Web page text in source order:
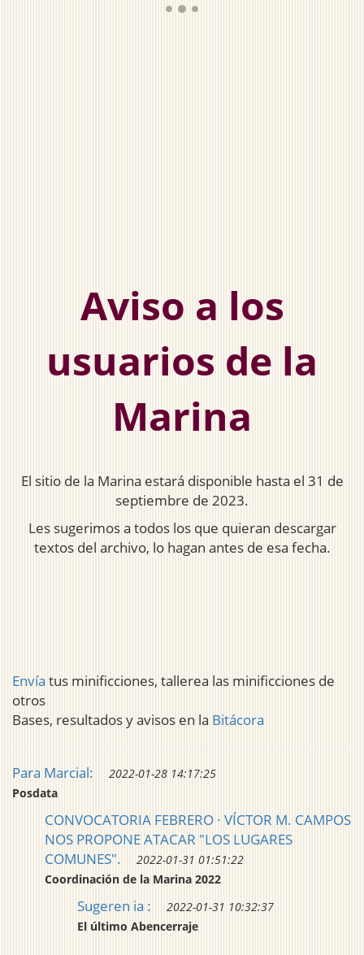
Aviso a los
usuarios de la
Marina
El sitio de la Marina estará disponible hasta el 31 de
septiembre de 2023.
Les sugerimos a todos los que quieran descargar
textos del archivo, lo hagan antes de esa fecha.
Envía tus minificciones, tallerea las minificciones de
otros
Bases, resultados y avisos en la Bitácora
Para Marcial:
2022-01-28 14:17:25
Posdata
CONVOCATORIA FEBRERO · VÍCTOR M. CAMPOS
NOS PROPONE ATACAR "LOS LUGARES
COMUNES".
2022-01-31 01:51:22
Coordinación de la Marina 2022
Sugeren ia :
2022-01-31 10:32:37
El último Abencerraje